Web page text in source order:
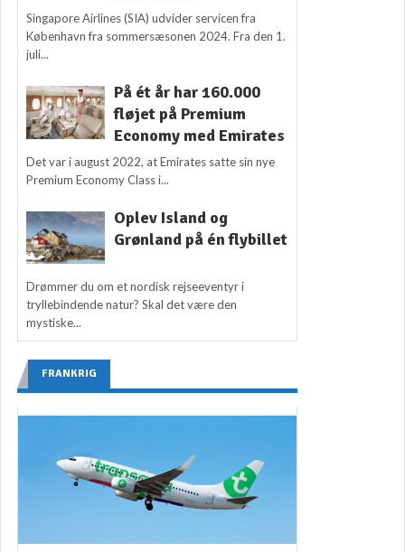
Singapore Airlines (SIA) udvider servicen fra
København fra sommersæsonen 2024. Fra den 1.
juli...
På ét år har 160.000
fløjet på Premium
Economy med Emirates
Det var i august 2022, at Emirates satte sin nye
Premium Economy Class i...
Oplev Island og
Grønland på én flybillet
Drømmer du om et nordisk rejseeventyr i
tryllebindende natur? Skal det være den
mystiske...
FRANKRIG